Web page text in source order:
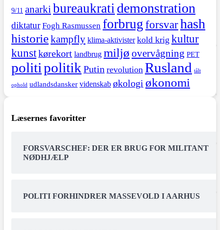
9/11 anarki bureaukrati demonstration
diktatur Fogh Rasmussen forbrugforsvarhash
historiekampfly klima-aktivister kold krig kultur
kunstkørekort landbrug miljø overvågning PET
politipolitik Putin revolution Rusland tålt
ophold udlandsdansker videnskab økologi økonomi
Læsernes favoritter
FORSVARSCHEF: DER ER BRUG FOR MILITANT
NØDHJÆLP
POLITI FORHINDRER MASSEVOLD I AARHUS